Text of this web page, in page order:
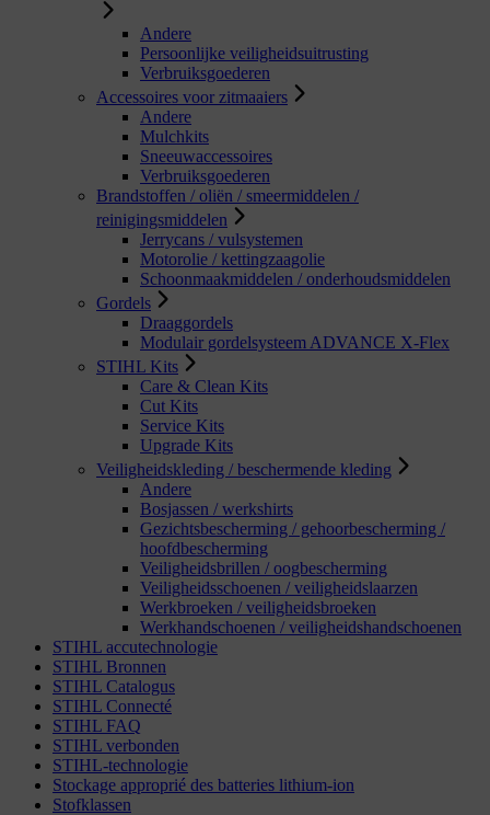
Andere
Persoonlijke veiligheidsuitrusting
Verbruiksgoederen
Accessoires voor zitmaaiers
Andere
Mulchkits
Sneeuwaccessoires
Verbruiksgoederen
Brandstoffen / oliën / smeermiddelen /
reinigingsmiddelen
Jerrycans / vulsystemen
Motorolie / kettingzaagolie
Schoonmaakmiddelen / onderhoudsmiddelen
Gordels
Draaggordels
Modulair gordelsysteem ADVANCE X-Flex
STIHL Kits
Care & Clean Kits
Cut Kits
Service Kits
Upgrade Kits
Veiligheidskleding / beschermende kleding
Andere
Bosjassen / werkshirts
Gezichtsbescherming / gehoorbescherming /
hoofdbescherming
Veiligheidsbrillen / oogbescherming
Veiligheidsschoenen / veiligheidslaarzen
Werkbroeken / veiligheidsbroeken
Werkhandschoenen / veiligheidshandschoenen
STIHL accutechnologie
STIHL Bronnen
STIHL Catalogus
STIHL Connecté
STIHL FAQ
STIHL verbonden
STIHL-technologie
Stockage approprié des batteries lithium-ion
Stofklassen